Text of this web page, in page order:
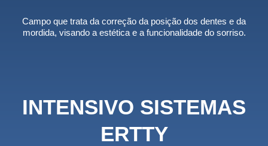
Campo que trata da correção da posição dos dentes e da
mordida, visando a estética e a funcionalidade do sorriso.
INTENSIVO SISTEMAS
ERTTY